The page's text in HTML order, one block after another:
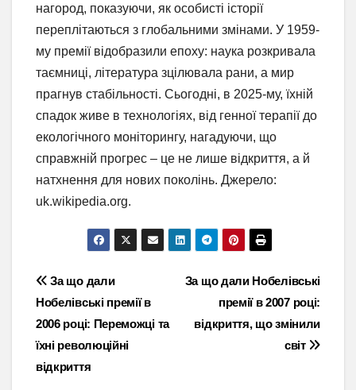
нагород, показуючи, як особисті історії
переплітаються з глобальними змінами. У 1959-
му премії відобразили епоху: наука розкривала
таємниці, література зцілювала рани, а мир
прагнув стабільності. Сьогодні, в 2025-му, їхній
спадок живе в технологіях, від генної терапії до
екологічного моніторингу, нагадуючи, що
справжній прогрес – це не лише відкриття, а й
натхнення для нових поколінь. Джерело:
uk.wikipedia.org.
Навігація
записів
За що дали Нобелівські
премії в 2007 році:
відкриття, що змінили
світ
За що дали
Нобелівські премії в
2006 році: Переможці та
їхні революційні
відкриття